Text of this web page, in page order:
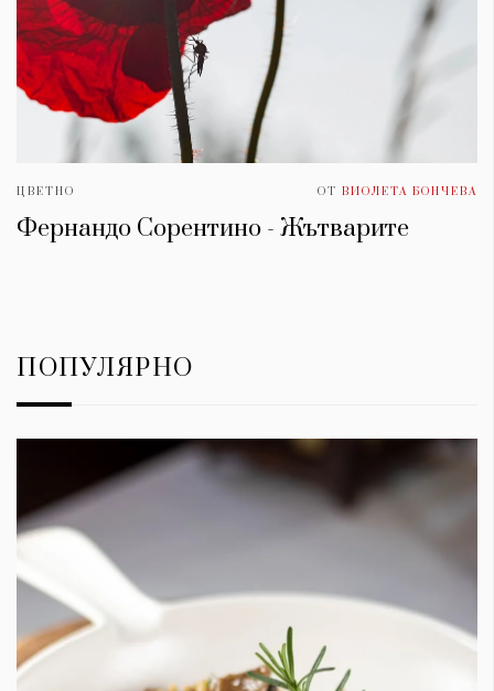
ЦВЕТНО ОТ ВИОЛЕТА БОНЧЕВА
Фернандо Сорентино - Жътварите
ПОПУЛЯРНО